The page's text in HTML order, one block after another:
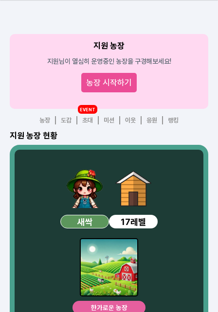
지원 농장
지원님이 열심히 운영중인 농장을 구경해보세요!
농장 시작하기
농장 도감 초대
EVENT
미션 이웃 응원 랭킹
지원 농장 현황
새싹 17레벨
한가로운 농장